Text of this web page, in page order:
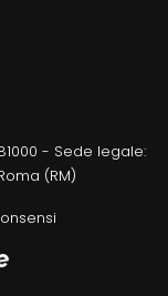
- Sede legale:
(RM)